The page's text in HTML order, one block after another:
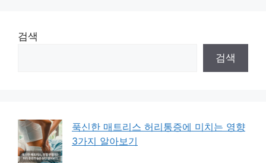
검색
검색
푹신한 매트리스 허리통증에 미치는 영향
3가지 알아보기